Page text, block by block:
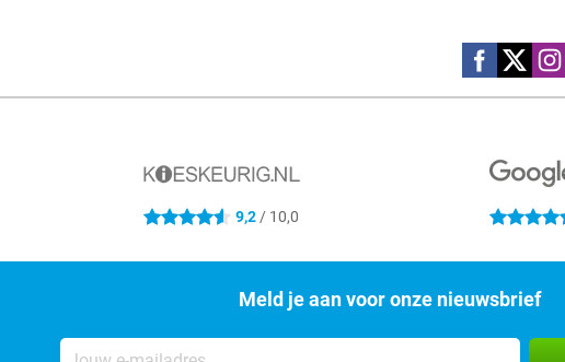
Social media
4.6 sterren 9,2/ 10,0 4.4 sterren
Meld je aan voor onze nieuwsbrief